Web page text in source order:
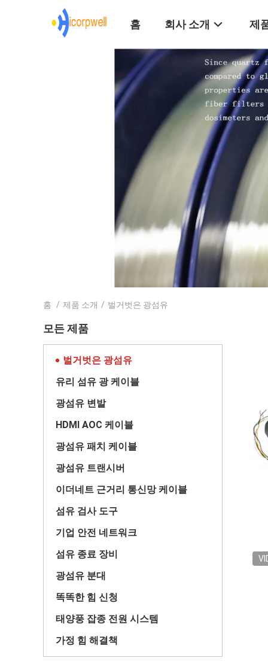
홈 회사 소개 제
홈 / 제품 소개 / 벌거벗은 광섬유
모든 제품
벌거벗은 광섬유
유리 섬유 광 케이블
광섬유 변발
HDMI AOC 케이블
광섬유 패치 케이블
광섬유 트랜시버
이더네트 근거리 통신망 케이블
섬유 검사 도구
기업 안전 네트워크
섬유 종료 장비
광섬유 분대
똑똑한 힘 신청
태양풍 잡종 전원 시스템
가정 힘 해결책